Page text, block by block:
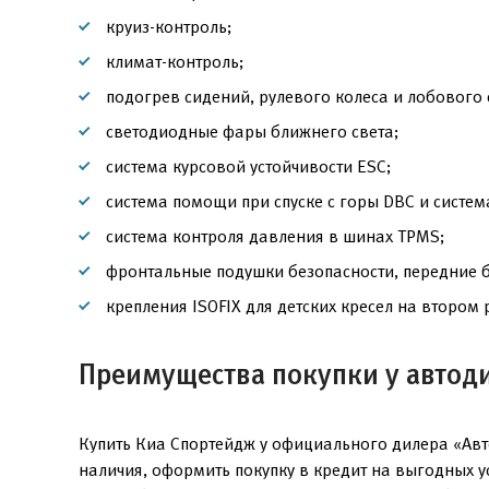
круиз-контроль;
климат-контроль;
подогрев сидений, рулевого колеса и лобового
светодиодные фары ближнего света;
система курсовой устойчивости ESC;
система помощи при спуске с горы DBC и
система контроля давления в шинах TPMS;
фронтальные подушки безопасности,
крепления ISOFIX для детских кресел на втором
Преимущества покупки у
Купить Киа Спортейдж у официального дилера
наличия, оформить покупку в кредит на